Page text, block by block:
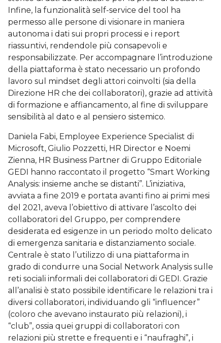
Infine, la funzionalità self-service del tool ha
permesso alle persone di visionare in maniera
autonoma i dati sui propri processi e i report
riassuntivi, rendendole più consapevoli e
responsabilizzate. Per accompagnare l’introduzione
della piattaforma è stato necessario un profondo
lavoro sul mindset degli attori coinvolti (sia della
Direzione HR che dei collaboratori), grazie ad attività
di formazione e affiancamento, al fine di sviluppare
sensibilità al dato e al pensiero sistemico.
Daniela Fabi, Employee Experience Specialist di
Microsoft, Giulio Pozzetti, HR Director e Noemi
Zienna, HR Business Partner di Gruppo Editoriale
GEDI hanno raccontato il progetto “Smart Working
Analysis: insieme anche se distanti”. L’iniziativa,
avviata a fine 2019 e portata avanti fino ai primi mesi
del 2021, aveva l’obiettivo di attivare l’ascolto dei
collaboratori del Gruppo, per comprendere
desiderata ed esigenze in un periodo molto delicato
di emergenza sanitaria e distanziamento sociale.
Centrale è stato l’utilizzo di una piattaforma in
grado di condurre una Social Network Analysis sulle
reti sociali informali dei collaboratori di GEDI. Grazie
all’analisi è stato possibile identificare le relazioni tra i
diversi collaboratori, individuando gli “influencer”
(coloro che avevano instaurato più relazioni), i
“club”, ossia quei gruppi di collaboratori con
relazioni più strette e frequenti e i “naufraghi”, i